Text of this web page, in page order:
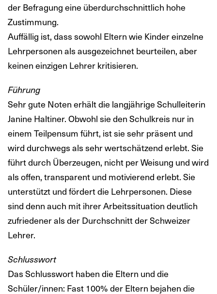
der Befragung eine überdurchschnittlich hohe
Zustimmung.
Auffällig ist, dass sowohl Eltern wie Kinder einzelne
Lehrpersonen als ausgezeichnet beurteilen, aber
keinen einzigen Lehrer kritisieren.
Führung
Sehr gute Noten erhält die langjährige Schulleiterin
Janine Haltiner. Obwohl sie den Schulkreis nur in
einem Teilpensum führt, ist sie sehr präsent und
wird durchwegs als sehr wertschätzend erlebt. Sie
führt durch Überzeugen, nicht per Weisung und wird
als offen, transparent und motivierend erlebt. Sie
unterstützt und fördert die Lehrpersonen. Diese
sind denn auch mit ihrer Arbeitssituation deutlich
zufriedener als der Durchschnitt der Schweizer
Lehrer.
Schlusswort
Das Schlusswort haben die Eltern und die
Schüler/innen: Fast 100% der Eltern bejahen die